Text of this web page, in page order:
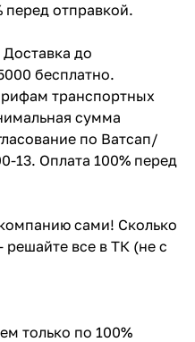
перед отправкой.
до
бесплатно.
транспортных
сумма
по Ватсап/
13. Оплата 100% перед
сами! Сколько
решайте все в ТК (не с
только по 100%